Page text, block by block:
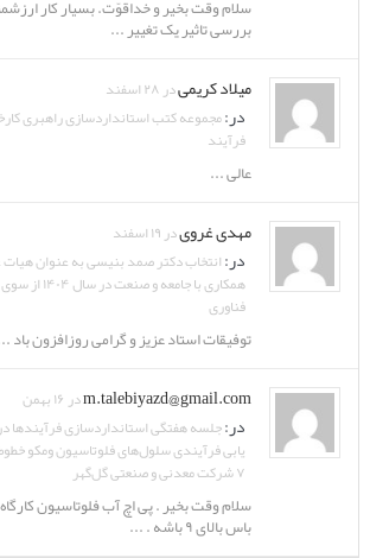
سلام وقت بخیر و خداقوّت. بسیار کار
بررسی تاثیر یک تغییر ...
میلاد کریمیدر ۲۸ اسفند
در:مجموعه کتب استانداردسازی راهبری
فرآیند
عالی ...
مهدی غرویدر ۱۹ اسفند
در:انتخاب دکتر صمد بنیسی به عنوان
همکاری با
فناوری
توفیقات استاد عزیز و گرامی روزافزون باد
m.talebiyazd@gmail.comدر ۱۶ بهمن
در:جلسه هفتگی استانداردسازی فرآیندها
۷ شرکت معدنی و صنعتی گل‌گهر
سلام وقت بخیر . پی اچ آب فلوتاسیون
باس بالای ۹ باشه . ...